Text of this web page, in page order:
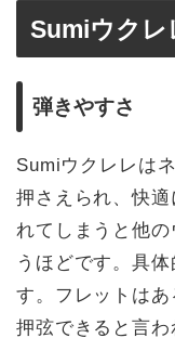
Sumiウクレ
弾きやすさ
Sumiウクレレは
押さえられ、快
れてしまうと他
うほどです。具
す。フレットは
押弦できると言